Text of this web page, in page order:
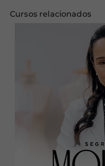
Cursos relacionados